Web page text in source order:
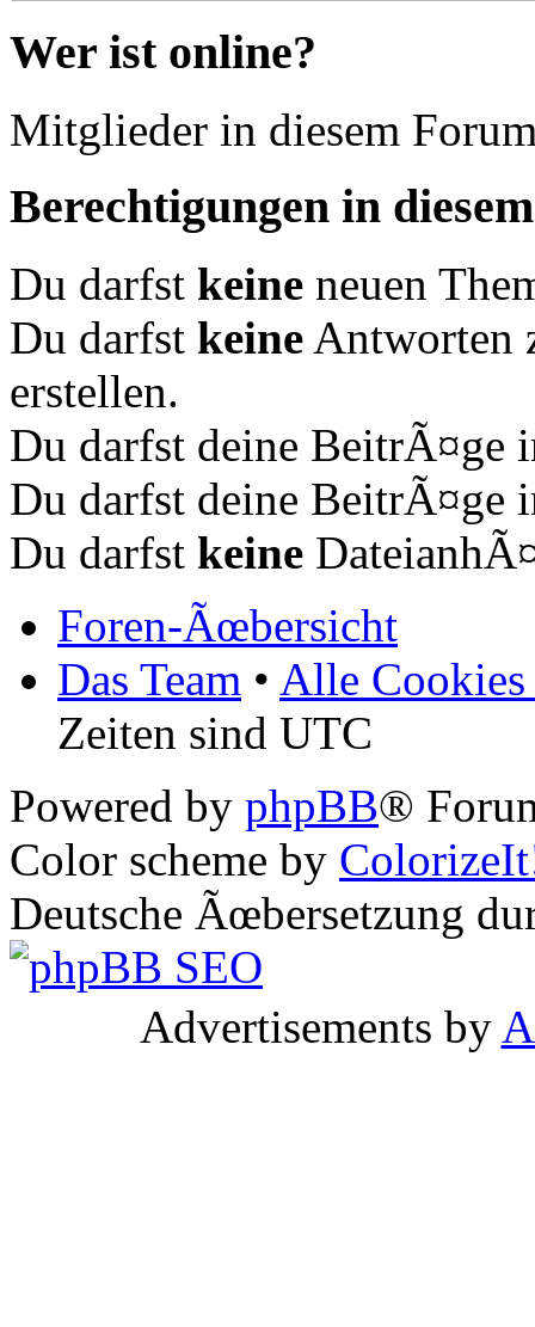
Wer ist online?
Mitglieder in diesem
Berechtigungen in
Du darfst keine neuen
Du darfst keine Antworten
erstellen.
Du darfst deine BeitrÃ¤ge
Du darfst deine BeitrÃ¤ge
Du darfst keine
Foren-Ãœbersicht
Das Team • Alle Cookies
Zeiten sind UTC
Powered by phpBB®
Color scheme by
Deutsche Ãœbersetzung
Advertisements by